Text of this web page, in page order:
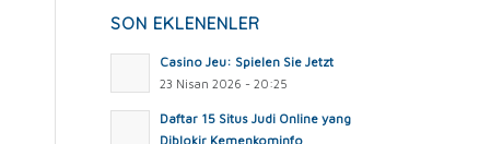
SON EKLENENLER
Casino Jeu: Spielen Sie Jetzt
23 Nisan 2026 - 20:25
Daftar 15 Situs Judi Online yang
Diblokir Kemenkominfo